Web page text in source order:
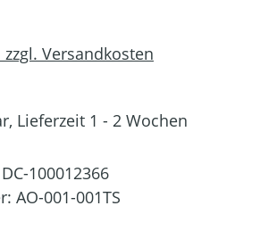
Versandkosten
Lieferzeit 1 - 2 Wochen
DC-100012366
AO-001-001TS